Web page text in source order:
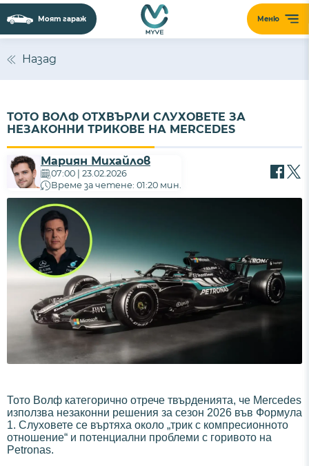
Меню
Моят гараж
Назад
ТОТО ВОЛФ ОТХВЪРЛИ СЛУХОВЕТЕ ЗА
НЕЗАКОННИ ТРИКОВЕ НА MERCEDES
Мариян Михайлов
07:00 | 23.02.2026
Време за четене: 01:20 мин.
Тото Волф категорично отрече твърденията, че Mercedes
използва незаконни решения за сезон 2026 във Формула
1. Слуховете се въртяха около „трик с компресионното
отношение“ и потенциални проблеми с горивото на
Petronas.